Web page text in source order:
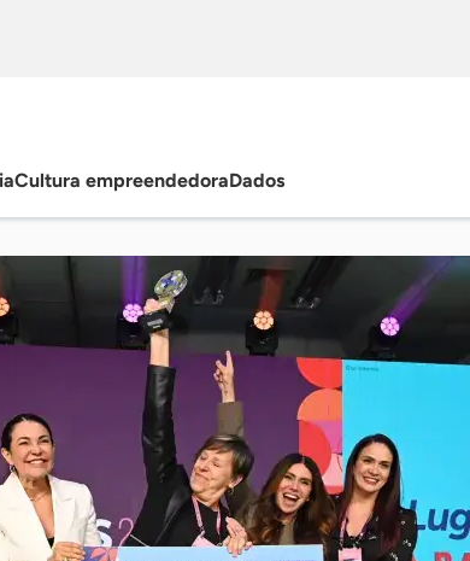
Cultura empreendedoraDados